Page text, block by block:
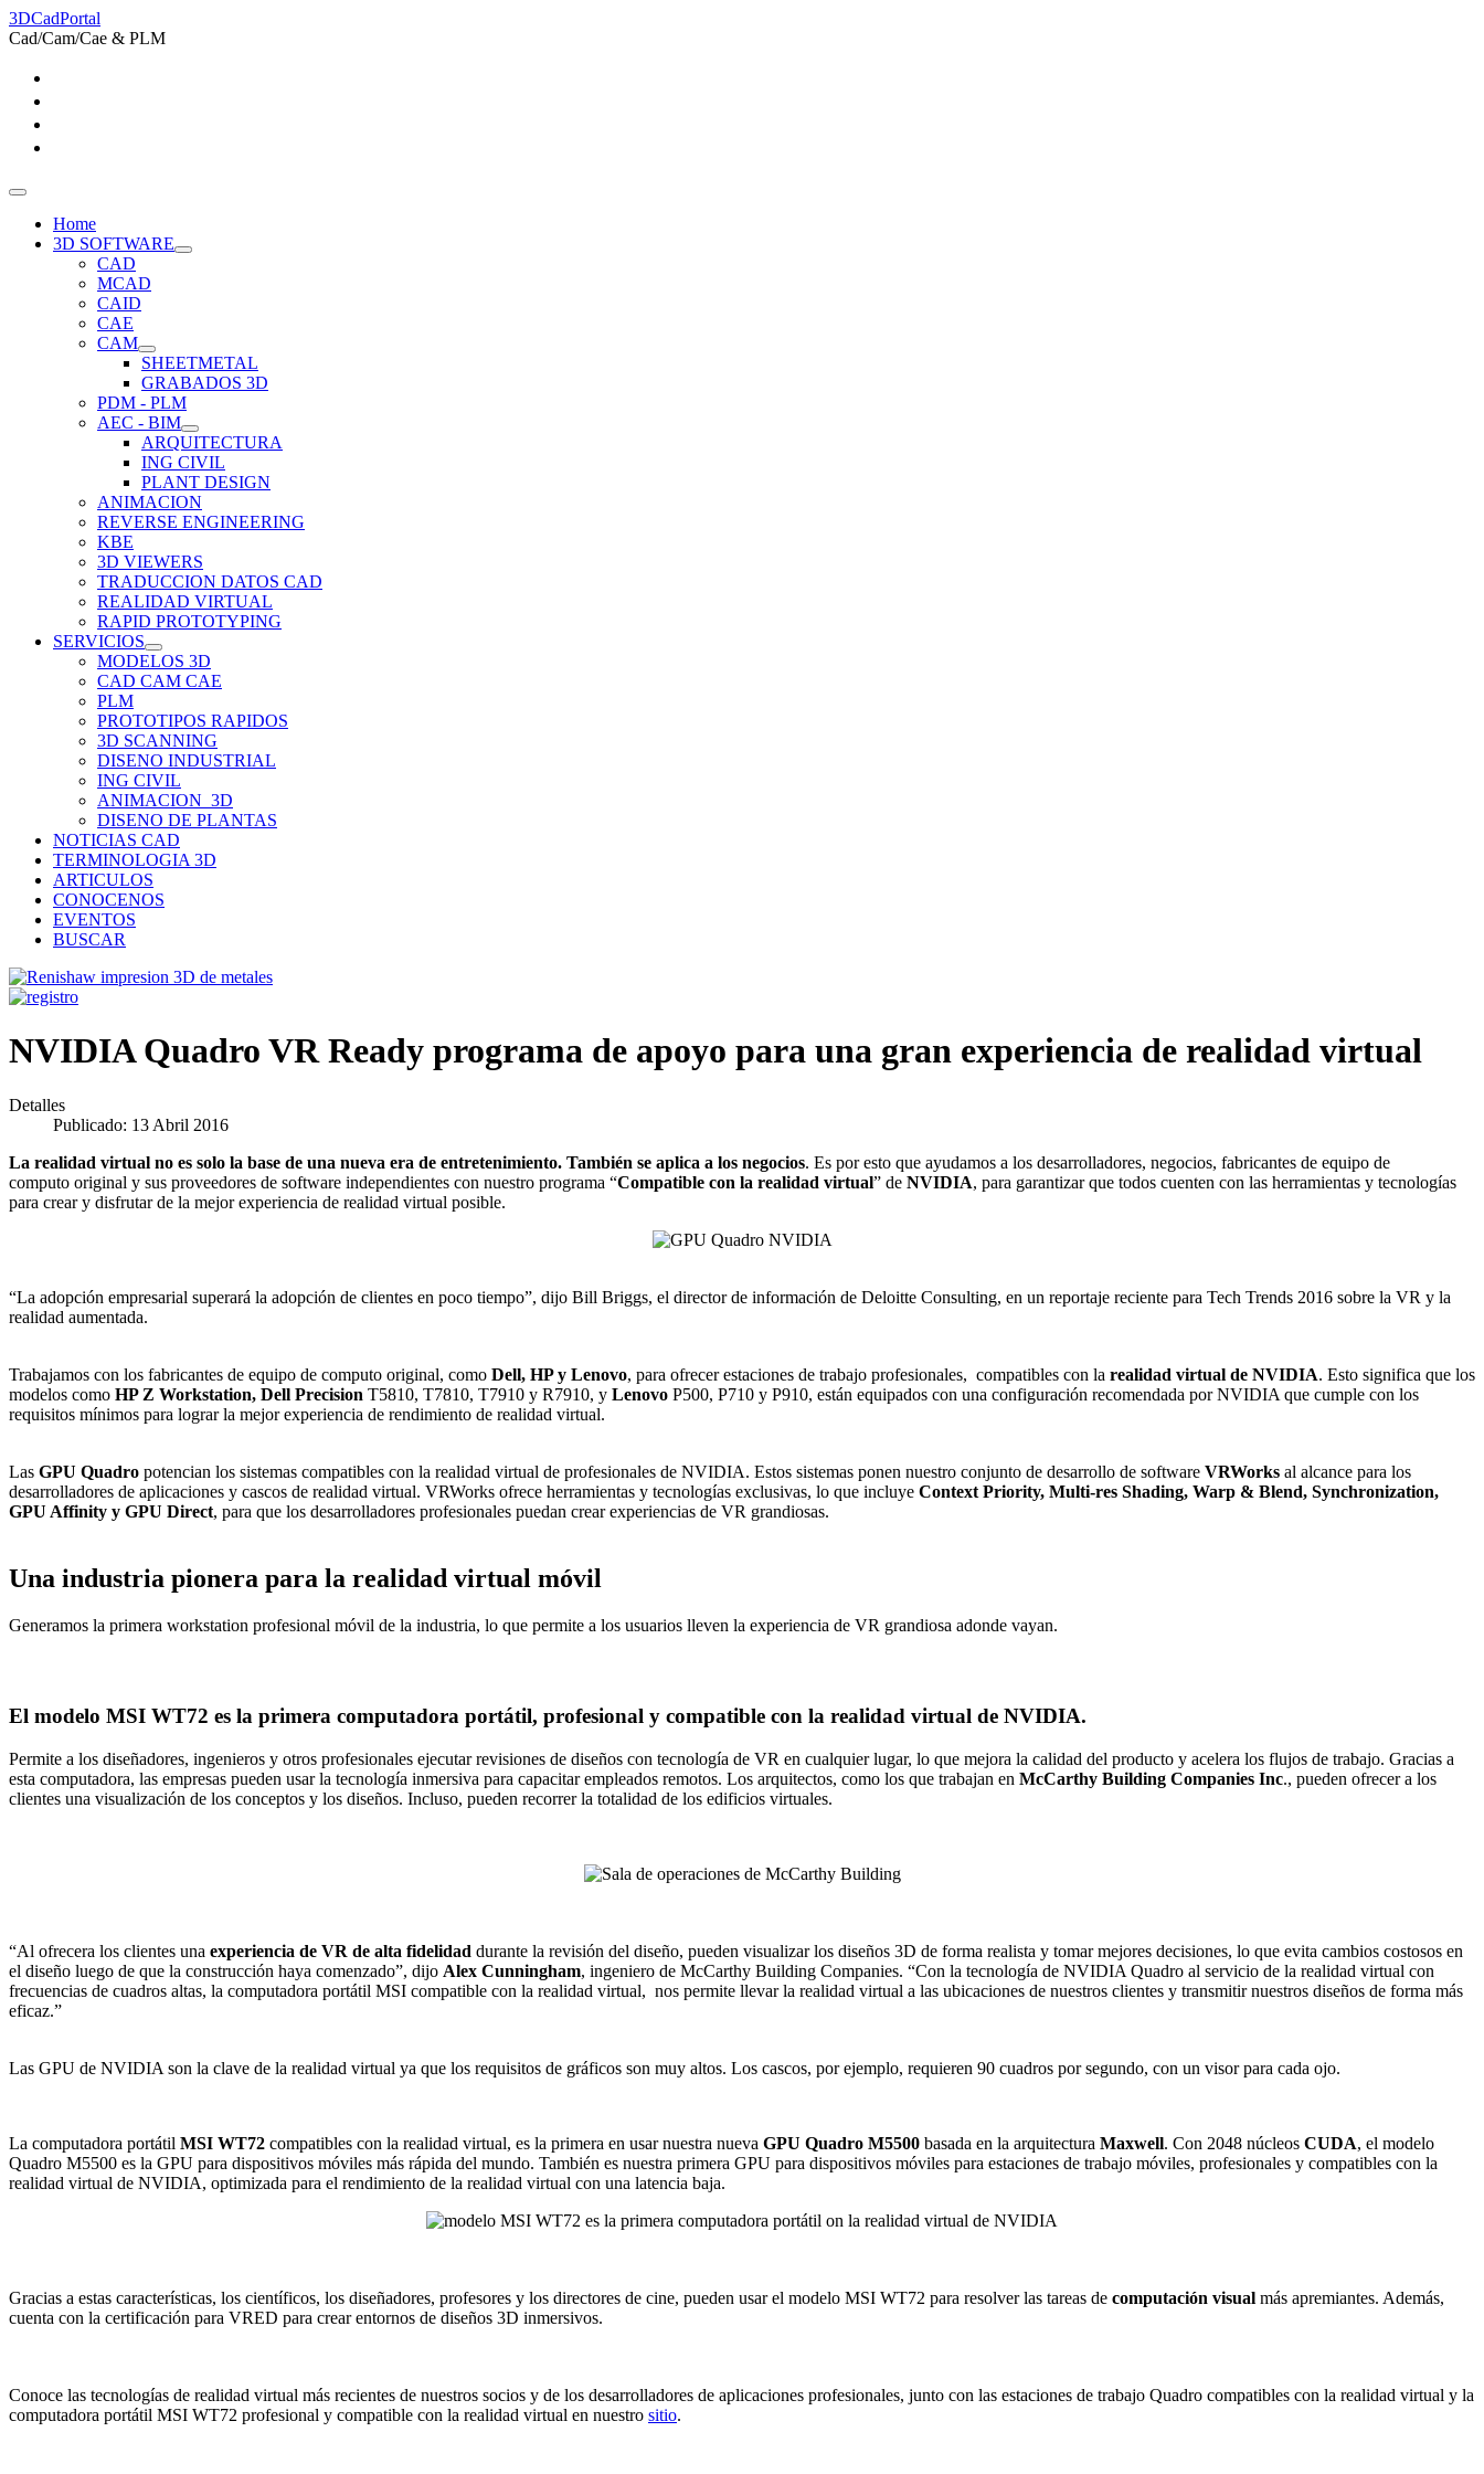
3DCadPortal
Cad/Cam/Cae & PLM
Home
3D SOFTWARE
CAD
MCAD
CAID
CAE
CAM
SHEETMETAL
GRABADOS 3D
PDM - PLM
AEC - BIM
ARQUITECTURA
ING CIVIL
PLANT DESIGN
ANIMACION
REVERSE ENGINEERING
KBE
3D VIEWERS
TRADUCCION DATOS CAD
REALIDAD VIRTUAL
RAPID PROTOTYPING
SERVICIOS
MODELOS 3D
CAD CAM CAE
PLM
PROTOTIPOS RAPIDOS
3D SCANNING
DISENO INDUSTRIAL
ING CIVIL
ANIMACION_3D
DISENO DE PLANTAS
NOTICIAS CAD
TERMINOLOGIA 3D
ARTICULOS
CONOCENOS
EVENTOS
BUSCAR
NVIDIA Quadro VR Ready programa de apoyo para una gran experiencia de realidad virtual
Detalles
Publicado: 13 Abril 2016
La realidad virtual no es solo la base de una nueva era de entretenimiento. También se aplica a los negocios. Es por esto que ayudamos a los desarrolladores, negocios, fabricantes de equipo de
computo original y sus proveedores de software independientes con nuestro programa “Compatible con la realidad virtual” de NVIDIA, para garantizar que todos cuenten con las herramientas y tecnologías
para crear y disfrutar de la mejor experiencia de realidad virtual posible.
“La adopción empresarial superará la adopción de clientes en poco tiempo”, dijo Bill Briggs, el director de información de Deloitte Consulting, en un reportaje reciente para Tech Trends 2016 sobre la VR y la
realidad aumentada.
Trabajamos con los fabricantes de equipo de computo original, como Dell, HP y Lenovo, para ofrecer estaciones de trabajo profesionales, compatibles con la realidad virtual de NVIDIA. Esto significa que los
modelos como HP Z Workstation, Dell Precision T5810, T7810, T7910 y R7910, y Lenovo P500, P710 y P910, están equipados con una configuración recomendada por NVIDIA que cumple con los
requisitos mínimos para lograr la mejor experiencia de rendimiento de realidad virtual.
Las GPU Quadro potencian los sistemas compatibles con la realidad virtual de profesionales de NVIDIA. Estos sistemas ponen nuestro conjunto de desarrollo de software VRWorks al alcance para los
desarrolladores de aplicaciones y cascos de realidad virtual. VRWorks ofrece herramientas y tecnologías exclusivas, lo que incluye Context Priority, Multi-res Shading, Warp & Blend, Synchronization,
GPU Affinity y GPU Direct, para que los desarrolladores profesionales puedan crear experiencias de VR grandiosas.
Una industria pionera para la realidad virtual móvil
Generamos la primera workstation profesional móvil de la industria, lo que permite a los usuarios lleven la experiencia de VR grandiosa adonde vayan.
El modelo MSI WT72 es la primera computadora portátil, profesional y compatible con la realidad virtual de NVIDIA.
Permite a los diseñadores, ingenieros y otros profesionales ejecutar revisiones de diseños con tecnología de VR en cualquier lugar, lo que mejora la calidad del producto y acelera los flujos de trabajo. Gracias a
esta computadora, las empresas pueden usar la tecnología inmersiva para capacitar empleados remotos. Los arquitectos, como los que trabajan en McCarthy Building Companies Inc., pueden ofrecer a los
clientes una visualización de los conceptos y los diseños. Incluso, pueden recorrer la totalidad de los edificios virtuales.
“Al ofrecera los clientes una experiencia de VR de alta fidelidad durante la revisión del diseño, pueden visualizar los diseños 3D de forma realista y tomar mejores decisiones, lo que evita cambios costosos en
el diseño luego de que la construcción haya comenzado”, dijo Alex Cunningham, ingeniero de McCarthy Building Companies. “Con la tecnología de NVIDIA Quadro al servicio de la realidad virtual con
frecuencias de cuadros altas, la computadora portátil MSI compatible con la realidad virtual, nos permite llevar la realidad virtual a las ubicaciones de nuestros clientes y transmitir nuestros diseños de forma más
eficaz.”
Las GPU de NVIDIA son la clave de la realidad virtual ya que los requisitos de gráficos son muy altos. Los cascos, por ejemplo, requieren 90 cuadros por segundo, con un visor para cada ojo.
La computadora portátil MSI WT72 compatibles con la realidad virtual, es la primera en usar nuestra nueva GPU Quadro M5500 basada en la arquitectura Maxwell. Con 2048 núcleos CUDA, el modelo
Quadro M5500 es la GPU para dispositivos móviles más rápida del mundo. También es nuestra primera GPU para dispositivos móviles para estaciones de trabajo móviles, profesionales y compatibles con la
realidad virtual de NVIDIA, optimizada para el rendimiento de la realidad virtual con una latencia baja.
Gracias a estas características, los científicos, los diseñadores, profesores y los directores de cine, pueden usar el modelo MSI WT72 para resolver las tareas de computación visual más apremiantes. Además,
cuenta con la certificación para VRED para crear entornos de diseños 3D inmersivos.
Conoce las tecnologías de realidad virtual más recientes de nuestros socios y de los desarrolladores de aplicaciones profesionales, junto con las estaciones de trabajo Quadro compatibles con la realidad virtual y la
computadora portátil MSI WT72 profesional y compatible con la realidad virtual en nuestro sitio.